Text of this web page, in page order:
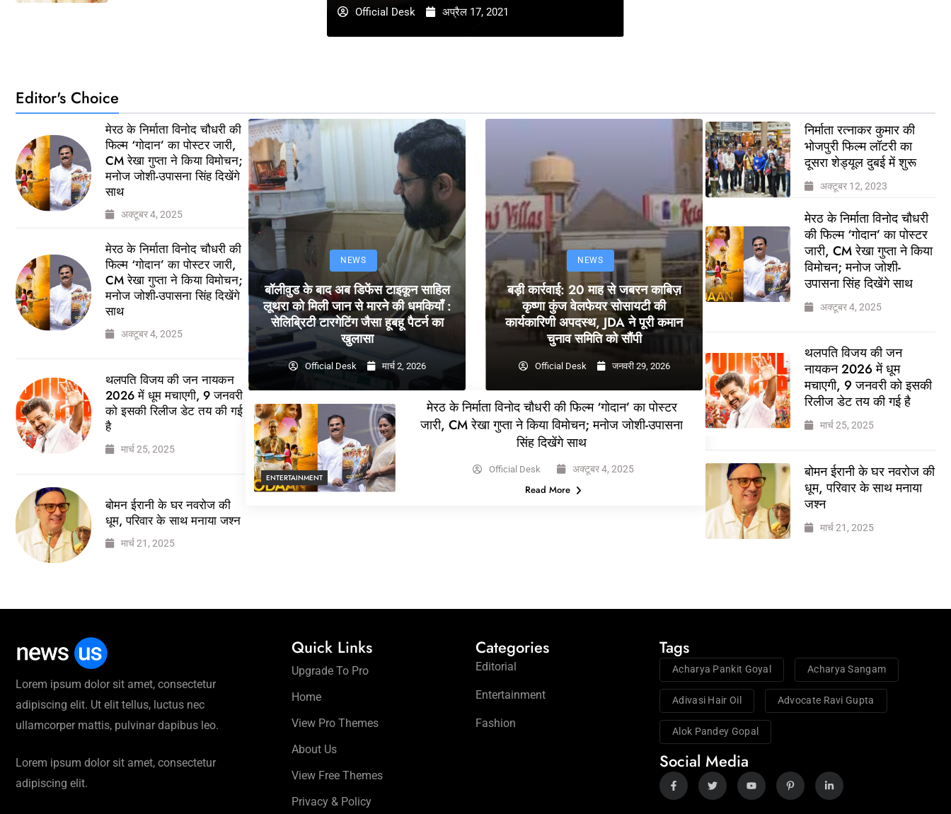
Official Desk अप्रैल 17, 2021
Editor's Choice
मेरठ के निर्माता विनोद चौधरी की
फिल्म ‘गोदान’ का पोस्टर जारी,
CM रेखा गुप्ता ने किया विमोचन;
मनोज जोशी-उपासना सिंह दिखेंगे
साथ
अक्टूबर 4, 2025
मेरठ के निर्माता विनोद चौधरी की
फिल्म ‘गोदान’ का पोस्टर जारी,
CM रेखा गुप्ता ने किया विमोचन;
मनोज जोशी-उपासना सिंह दिखेंगे
साथ
अक्टूबर 4, 2025
थलपति विजय की जन नायकन
2026 में धूम मचाएगी, 9 जनवरी
को इसकी रिलीज डेट तय की गई
है
मार्च 25, 2025
बोमन ईरानी के घर नवरोज की
धूम, परिवार के साथ मनाया जश्न
मार्च 21, 2025
NEWS
बॉलीवुड के बाद अब डिफेंस टाइकून साहिल
लूथरा को मिली जान से मारने की धमकियाँ :
सेलिब्रिटी टारगेटिंग जैसा हूबहू पैटर्न का
खुलासा
Official Desk मार्च 2, 2026
NEWS
बड़ी कार्रवाई: 20 माह से जबरन काबिज़
कृष्णा कुंज वेलफेयर सोसायटी की
कार्यकारिणी अपदस्थ, JDA ने पूरी कमान
चुनाव समिति को सौंपी
Official Desk जनवरी 29, 2026
ENTERTAINMENT
मेरठ के निर्माता विनोद चौधरी की फिल्म ‘गोदान’ का पोस्टर
जारी, CM रेखा गुप्ता ने किया विमोचन; मनोज जोशी-उपासना
सिंह दिखेंगे साथ
Official Desk अक्टूबर 4, 2025
Read More
निर्माता रत्नाकर कुमार की
भोजपुरी फिल्म लॉटरी का
दूसरा शेड्यूल दुबई में शुरू
अक्टूबर 12, 2023
मेरठ के निर्माता विनोद चौधरी
की फिल्म ‘गोदान’ का पोस्टर
जारी, CM रेखा गुप्ता ने किया
विमोचन; मनोज जोशी-
उपासना सिंह दिखेंगे साथ
अक्टूबर 4, 2025
थलपति विजय की जन
नायकन 2026 में धूम
मचाएगी, 9 जनवरी को इसकी
रिलीज डेट तय की गई है
मार्च 25, 2025
बोमन ईरानी के घर नवरोज की
धूम, परिवार के साथ मनाया
जश्न
मार्च 21, 2025
Lorem ipsum dolor sit amet, consectetur
adipiscing elit. Ut elit tellus, luctus nec
ullamcorper mattis, pulvinar dapibus leo.
Lorem ipsum dolor sit amet, consectetur
adipiscing elit.
Quick Links
Upgrade To Pro
Home
View Pro Themes
About Us
View Free Themes
Privacy & Policy
Categories
Editorial
Entertainment
Fashion
Tags
Acharya Pankit Goyal Acharya Sangam
Adivasi Hair Oil Advocate Ravi Gupta
Alok Pandey Gopal
Social Media